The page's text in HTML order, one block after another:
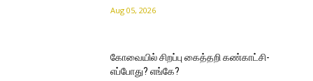
Aug 05, 2026
கோவையில் சிறப்பு கைத்தறி கண்காட்சி-
எப்போது? எங்கே?